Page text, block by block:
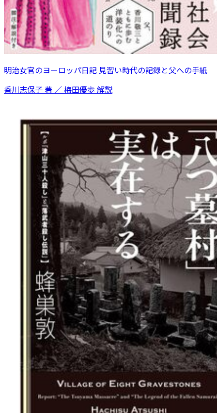
明治女官のヨーロッパ日記 見習い時代の記録と父への手紙
香川志保子 著 ／ 梅田優歩 解説